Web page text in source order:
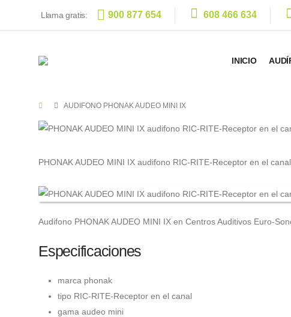
Llama gratis: 900 877 654 608 466 634
INICIO
AUDIFONO PHONAK AUDEO MINI IX
PHONAK AUDEO MINI IX audifono RIC-RITE-Receptor en el canal
Audifono PHONAK AUDEO MINI IX en Centros Auditivos Euro-
Especificaciones
marca phonak
tipo RIC-RITE-Receptor en el canal
gama audeo mini